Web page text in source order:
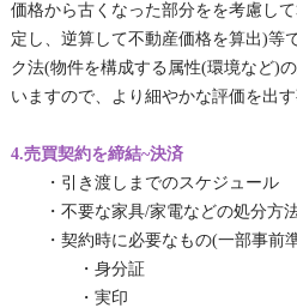
価格から古くなった部分をを考慮し
定し、逆算して不動産価格を算出)等
ク法(物件を構成する属性(環境など)
いますので、より細やかな評価を
4.売買契約を締結~決済
・引き渡しまでのスケジュー
・不要な家具/家電などの処分方
・契約時に必要なもの(一部事前
・身分証
・実印